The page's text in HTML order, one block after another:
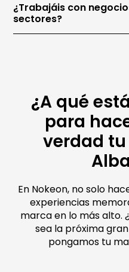
¿Trabajáis con
sectores?
¿A qué
para
verdad
En Nokeon, no solo
experiencias
marca en lo más alto.
sea la próxima
pongamos tu